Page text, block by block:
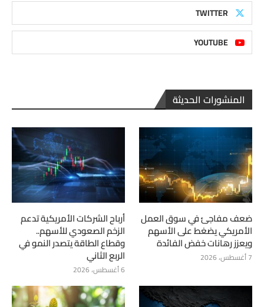
TWITTER
YOUTUBE
المنشورات الحديثة
ضعف مفاجئ في سوق العمل
الأمريكي يضغط على الأسهم
ويعزز رهانات خفض الفائدة
7 أغسطس، 2026
أرباح الشركات الأمريكية تدعم
الزخم الصعودي للأسهم..
وقطاع الطاقة يتصدر النمو في
الربع الثاني
6 أغسطس، 2026